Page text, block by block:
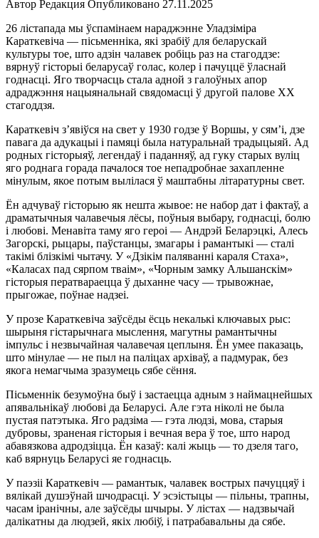
Автор Редакция Опубликовано 27.11.2025
26 лістапада мы ўспамінаем нараджэнне Уладзіміра
Караткевіча — пісьменніка, які зрабіў для беларускай
культуры тое, што адзін чалавек робіць раз на стагоддзе:
вярнуў гісторыі беларусаў голас, колер і пачуццё ўласнай
годнасці. Яго творчасць стала адной з галоўных апор
адраджэння нацыянальнай свядомасці ў другой палове ХХ
стагоддзя.
Караткевіч з’явіўся на свет у 1930 годзе ў Воршы, у сям’і, дзе
павага да адукацыі і памяці была натуральнай традыцыяй. Ад
родных гісторыяў, легендаў і паданняў, ад гуку старых вуліц
яго роднага горада пачалося тое непадробнае захапленне
мінулым, якое потым вылілася ў маштабны літаратурны свет.
Ён адчуваў гісторыю як нешта жывое: не набор дат і фактаў, а
драматычныя чалавечыя лёсы, поўныя выбару, годнасці, болю
і любові. Менавіта таму яго героі — Андрэй Беларэцкі, Алесь
Загорскі, рыцары, паўстанцы, змагары і рамантыкі — сталі
такімі блізкімі чытачу. У «Дзікім паляванні караля Стаха»,
«Каласах пад сярпом тваім», «Чорным замку Альшанскім»
гісторыя ператвараецца ў дыханне часу — трывожнае,
прыгожае, поўнае надзеі.
У прозе Караткевіча заўсёды ёсць некалькі ключавых рыс:
шырыня гістарычнага мыслення, магутны рамантычны
імпульс і незвычайная чалавечая цеплыня. Ён умее паказаць,
што мінулае — не пыл на паліцах архіваў, а падмурак, без
якога немагчыма зразумець сябе сёння.
Пісьменнік безумоўна быў і застаецца адным з наймацнейшых
апявальнікаў любові да Беларусі. Але гэта ніколі не была
пустая патэтыка. Яго радзіма — гэта людзі, мова, старыя
дубровы, зраненая гісторыя і вечная вера ў тое, што народ
абавязкова адродзіцца. Ён казаў: калі жыць — то дзеля таго,
каб вярнуць Беларусі яе годнасць.
У паэзіі Караткевіч — рамантык, чалавек вострых пачуццяў і
вялікай душэўнай шчодрасці. У эсэістыцы — пільны, трапны,
часам іранічны, але заўсёды шчыры. У лістах — надзвычай
далікатны да людзей, якіх любіў, і патрабавальны да сябе.